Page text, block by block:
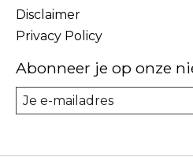
Disclaimer
Privacy Policy
Abonneer je op onze